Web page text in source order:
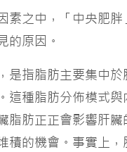
素之中，「中央肥
的原因。
是指脂肪主要集中
這種脂肪分佈模式
脂肪正正會影響肝
積的機會。事實上